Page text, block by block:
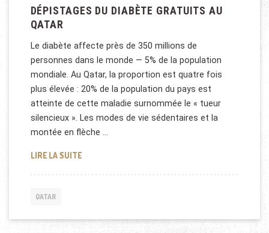
DÉPISTAGES DU DIABÈTE GRATUITS AU
QATAR
Le diabète affecte près de 350 millions de
personnes dans le monde — 5% de la population
mondiale. Au Qatar, la proportion est quatre fois
plus élevée : 20% de la population du pays est
atteinte de cette maladie surnommée le « tueur
silencieux ». Les modes de vie sédentaires et la
montée en flèche …
LIRE LA SUITEDÉPISTAGES DU DIABÈTE GRATUITS AU QATAR
QATAR